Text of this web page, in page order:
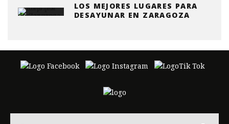
LOS MEJORES LUGARES PARA
DESAYUNAR EN ZARAGOZA